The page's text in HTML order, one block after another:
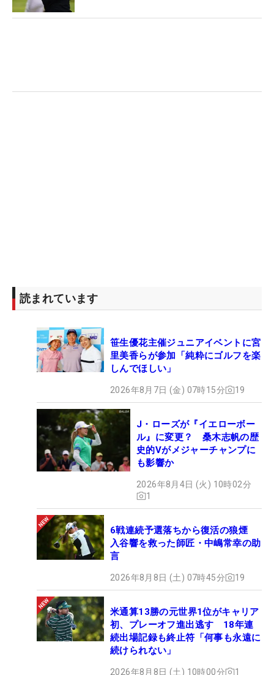
読まれています
笹生優花主催ジュニアイベントに宮
里美香らが参加「純粋にゴルフを楽
しんでほしい」
2026年8月7日 (金) 07時15分 19
J・ローズが『イエローボー
ル』に変更？ 桑木志帆の歴
史的Vがメジャーチャンプに
も影響か
2026年8月4日 (火) 10時02分
1
6戦連続予選落ちから復活の狼煙
入谷響を救った師匠・中嶋常幸の助
言
2026年8月8日 (土) 07時45分 19
米通算13勝の元世界1位がキャリア
初、プレーオフ進出逃す 18年連
続出場記録も終止符「何事も永遠に
続けられない」
2026年8月8日 (土) 10時00分 1